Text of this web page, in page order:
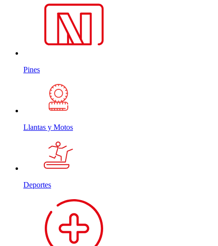
Pines
Llantas y Motos
Deportes